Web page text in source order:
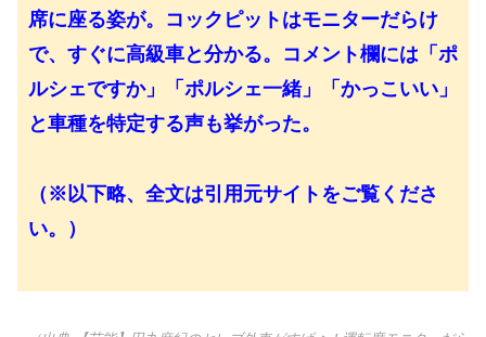
席に座る姿が。コックピットはモニターだらけ
で、すぐに高級車と分かる。コメント欄には「ポ
ルシェですか」「ポルシェ一緒」「かっこいい」
と車種を特定する声も挙がった。
（※以下略、全文は引用元サイトをご覧くださ
い。）